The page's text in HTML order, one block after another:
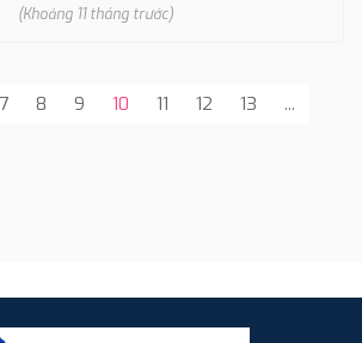
Bị Quan Trọng Giúp Bảo Vệ Hệ
(Khoảng 11 tháng trước)
7 8 9 10 11 12 13
...